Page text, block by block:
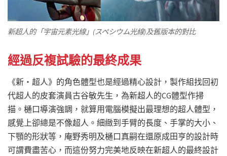
新超人的「宇宙元素光線」(スペシウム光線)及舊版本的對比
經過反複試驗的最終成果
《新・超人》的角色體型也是經過精心設計，製作組找回初
代超人的皮套演員古谷敏先生，為新超人的CG體型作掃
描。樋口導演強調，就算用電腦模擬出最理想的超人體型，
感覺上卻總是不像超人。細緻到手臂的長度、手掌的大小、
下顎的形狀等，庵野秀明及樋口真嗣在還原成田亨的設計時
可謂費盡苦心，而這份努力完美地反映在新超人的最終設計